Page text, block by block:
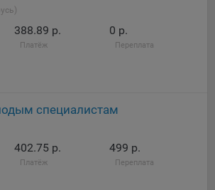
388.89 р.
Платёж
0 р.
Переплата
специалистам
402.75 р.
Платёж
499 р.
Переплата